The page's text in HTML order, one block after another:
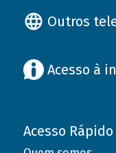
Outros
Acesso à
Acesso Rápido